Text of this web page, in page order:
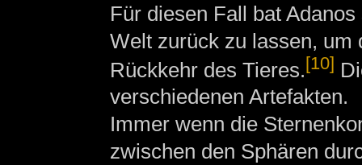
Für diesen Fall bat
Welt zurück zu lassen, um
Rückkehr des Tieres.[10]
verschiedenen Artefakten.
Immer wenn die
zwischen den Sphären